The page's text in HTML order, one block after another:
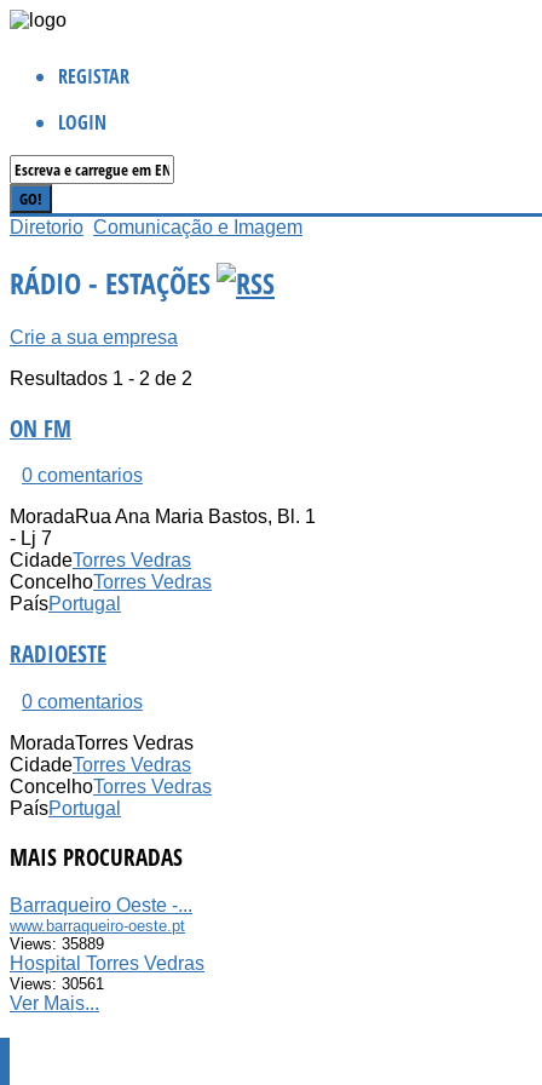
REGISTAR
LOGIN
Diretorio Comunicação e Imagem
RÁDIO - ESTAÇÕES
Crie a sua empresa
Resultados 1 - 2 de 2
ON FM
0 comentarios
MoradaRua Ana Maria Bastos, Bl. 1
- Lj 7
CidadeTorres Vedras
ConcelhoTorres Vedras
PaísPortugal
RADIOESTE
0 comentarios
MoradaTorres Vedras
CidadeTorres Vedras
ConcelhoTorres Vedras
PaísPortugal
MAIS PROCURADAS
Barraqueiro Oeste -...
www.barraqueiro-oeste.pt
Views: 35889
Hospital Torres Vedras
Views: 30561
Ver Mais...